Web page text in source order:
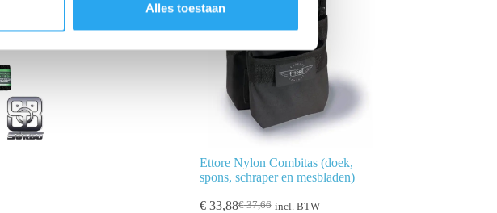
Alles toestaan
Ettore Nylon Combitas (doek,
spons, schraper en mesbladen)
€37,66
€33,88
incl. BTW